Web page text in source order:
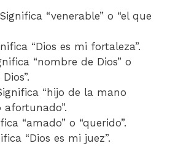
“venerable” o “el que
“Dios es mi fortaleza”.
“nombre de Dios” o
“hijo de la mano
afortunado”.
“amado” o “querido”.
“Dios es mi juez”.